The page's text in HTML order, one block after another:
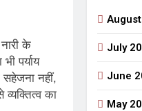
मेल’ का लोकार्पण
के
पर्याय
सहेजना नहीं,
व्यक्तित्व का
July
June
May